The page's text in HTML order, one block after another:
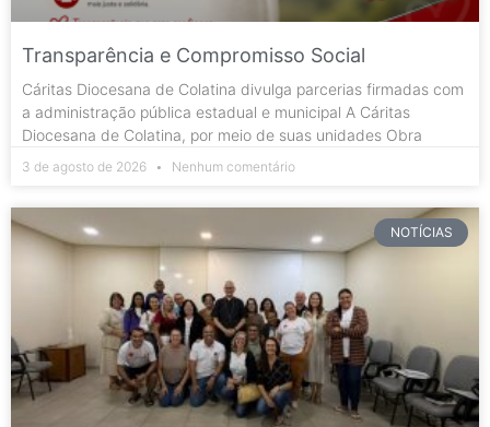
Transparência e Compromisso Social
Cáritas Diocesana de Colatina divulga parcerias firmadas com
a administração pública estadual e municipal A Cáritas
Diocesana de Colatina, por meio de suas unidades Obra
3 de agosto de 2026 Nenhum comentário
NOTÍCIAS